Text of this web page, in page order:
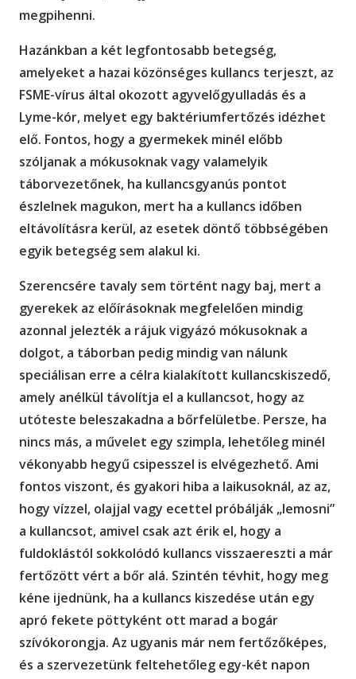
megpihenni.
Hazánkban a két legfontosabb betegség,
amelyeket a hazai közönséges kullancs terjeszt, az
FSME-vírus által okozott agyvelőgyulladás és a
Lyme-kór, melyet egy baktériumfertőzés idézhet
elő. Fontos, hogy a gyermekek minél előbb
szóljanak a mókusoknak vagy valamelyik
táborvezetőnek, ha kullancsgyanús pontot
észlelnek magukon, mert ha a kullancs időben
eltávolításra kerül, az esetek döntő többségében
egyik betegség sem alakul ki.
Szerencsére tavaly sem történt nagy baj, mert a
gyerekek az előírásoknak megfelelően mindig
azonnal jelezték a rájuk vigyázó mókusoknak a
dolgot, a táborban pedig mindig van nálunk
speciálisan erre a célra kialakított kullancskiszedő,
amely anélkül távolítja el a kullancsot, hogy az
utóteste beleszakadna a bőrfelületbe. Persze, ha
nincs más, a művelet egy szimpla, lehetőleg minél
vékonyabb hegyű csipesszel is elvégezhető. Ami
fontos viszont, és gyakori hiba a laikusoknál, az az,
hogy vízzel, olajjal vagy ecettel próbálják „lemosni”
a kullancsot, amivel csak azt érik el, hogy a
fuldoklástól sokkolódó kullancs visszaereszti a már
fertőzött vért a bőr alá. Szintén tévhit, hogy meg
kéne ijednünk, ha a kullancs kiszedése után egy
apró fekete pöttyként ott marad a bogár
szívókorongja. Az ugyanis már nem fertőzőképes,
és a szervezetünk feltehetőleg egy-két napon